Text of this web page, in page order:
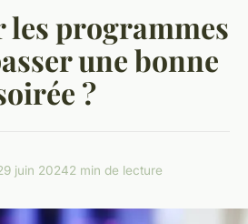
les programmes
une bonne
?
juin 20242 min de lecture